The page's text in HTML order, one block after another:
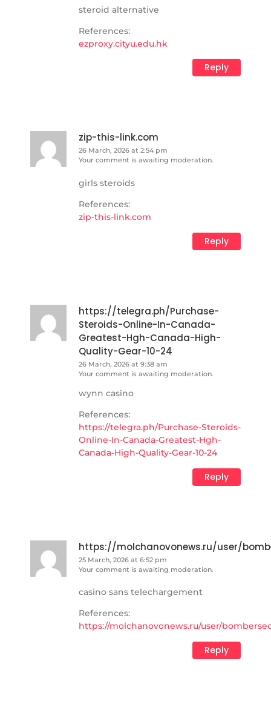
steroid alternative
References:
ezproxy.cityu.edu.hk
Reply
zip-this-link.com
26 March, 2026 at 2:54 pm
Your comment is awaiting moderation.
girls steroids
References:
zip-this-link.com
Reply
https://telegra.ph/Purchase-
Steroids-Online-In-Canada-
Greatest-Hgh-Canada-High-
Quality-Gear-10-24
26 March, 2026 at 9:38 am
Your comment is awaiting moderation.
wynn casino
References:
https://telegra.ph/Purchase-Steroids-
Online-In-Canada-Greatest-Hgh-
Canada-High-Quality-Gear-10-24
Reply
https://molchanovonews.ru/user/
25 March, 2026 at 6:52 pm
Your comment is awaiting moderation.
casino sans telechargement
References:
https://molchanovonews.ru/user/
Reply